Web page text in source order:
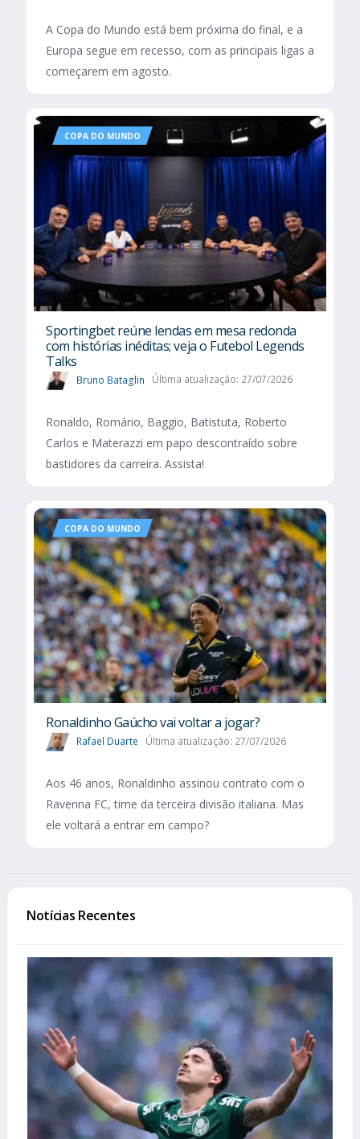
A Copa do Mundo está bem próxima do final, e a
Europa segue em recesso, com as principais ligas a
começarem em agosto.
COPA DO MUNDO
Sportingbet reúne lendas em mesa redonda
com histórias inéditas; veja o Futebol Legends
Talks
Bruno Bataglin Última atualização: 27/07/2026
Ronaldo, Romário, Baggio, Batistuta, Roberto
Carlos e Materazzi em papo descontraído sobre
bastidores da carreira. Assista!
COPA DO MUNDO
Ronaldinho Gaúcho vai voltar a jogar?
Rafael Duarte Última atualização: 27/07/2026
Aos 46 anos, Ronaldinho assinou contrato com o
Ravenna FC, time da terceira divisão italiana. Mas
ele voltará a entrar em campo?
Notícias Recentes